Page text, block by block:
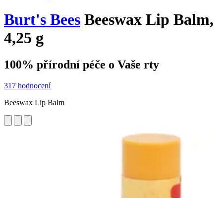
Burt's Bees Beeswax Lip Balm,
4,25 g
100% přírodní péče o Vaše rty
317 hodnocení
Beeswax Lip Balm